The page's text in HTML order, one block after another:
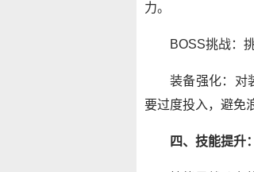
力。
BOSS挑战：
装备强化：对
要过度投入，避免
四、技能提升